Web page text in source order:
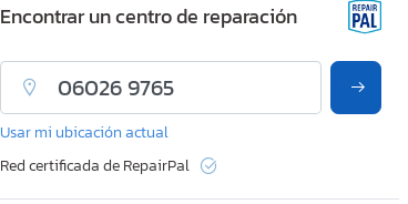
Encontrar un centro de reparación
Usar mi ubicación actual
Red certificada de RepairPal